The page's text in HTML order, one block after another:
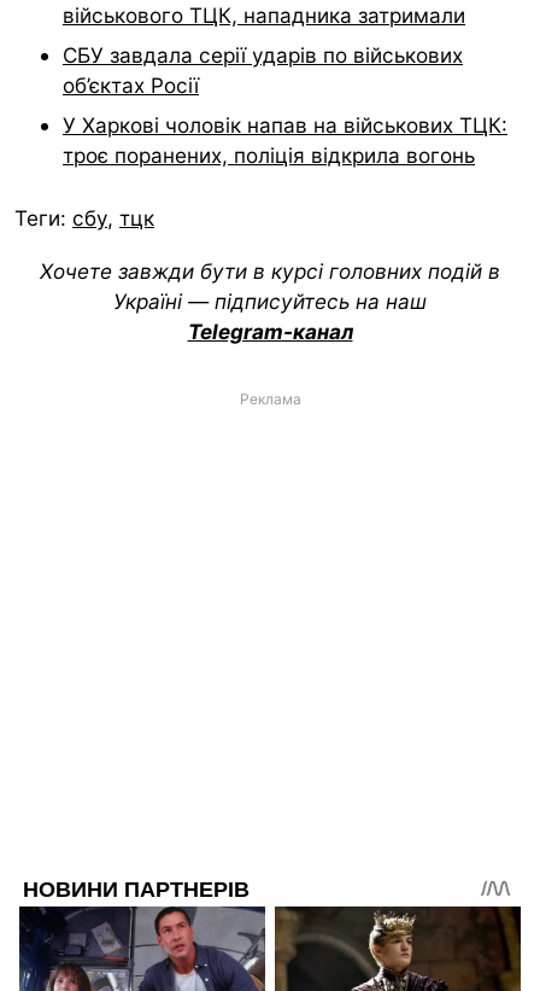
військового ТЦК, нападника затримали
СБУ завдала серії ударів по військових
об’єктах Росії
У Харкові чоловік напав на військових ТЦК:
троє поранених, поліція відкрила вогонь
Теги: сбу, тцк
Хочете завжди бути в курсі головних подій в
Україні — підписуйтесь на наш
Telegram-канал
Реклама